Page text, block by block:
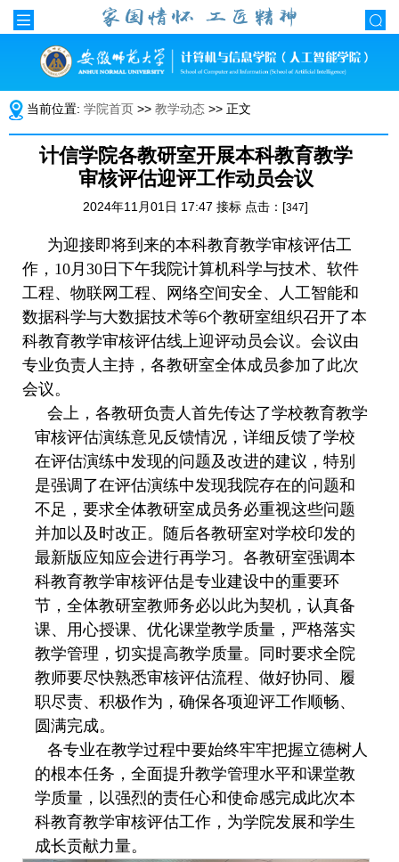
当前位置: 学院首页 >> 教学动态 >> 正文
计信学院各教研室开展本科教育教学
审核评估迎评工作动员会议
2024年11月01日 17:47 接标 点击：[347]
为迎接即将到来的本科教育教学审核评估工
作， 10月 30 日下午我院计算机科学与技术、软件
工程、物联网工程、网络空间安全、人工智能和
数据科学与大数据技术等6个教研室组织召开了本
科教育教学审核评估线上迎评动员会议。会议由
专业负责人主持，各教研室全体成员参加了此次
会议。
会上，各教研负责人首先传达了学校教育教学
审核评估演练意见反馈情况，详细反馈了学校
在评估演练中发现的问题及改进的建议，特别
是强调了在评估演练中发现我院存在的问题和
不足，要求全体教研室成员务必重视这些问题
并加以及时改正。随后各教研室对学校印发的
最新版应知应会进行再学习。各教研室强调本
科教育教学审核评估是专业建设中的重要环
节，全体教研室教师务必以此为契机，认真备
课、用心授课、优化课堂教学质量，严格落实
教学管理，切实提高教学质量。同时要求全院
教师要尽快熟悉审核评估流程、做好协同、履
职尽责、积极作为，确保各项迎评工作顺畅、
圆满完成。
各专业在教学过程中要始终牢牢把握立德树人
的根本任务，全面提升教学管理水平和课堂教
学质量，以强烈的责任心和使命感完成此次本
科教育教学审核评估工作，为学院发展和学生
成长贡献力量。